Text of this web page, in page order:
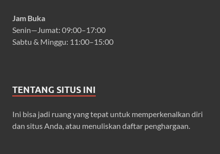
Jam Buka
Senin—Jumat: 09:00–17:00
Sabtu & Minggu: 11:00–15:00
TENTANG SITUS INI
Ini bisa jadi ruang yang tepat untuk memperkenalkan diri
dan situs Anda, atau menuliskan daftar penghargaan.